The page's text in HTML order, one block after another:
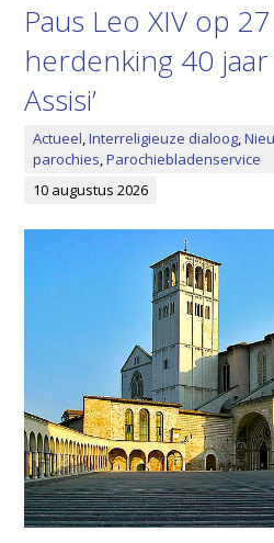
Paus Leo XIV op
herdenking 40 jaar
Assisi’
Actueel,Interreligieuze dialoog,
parochies,Parochiebladenservice
10 augustus 2026